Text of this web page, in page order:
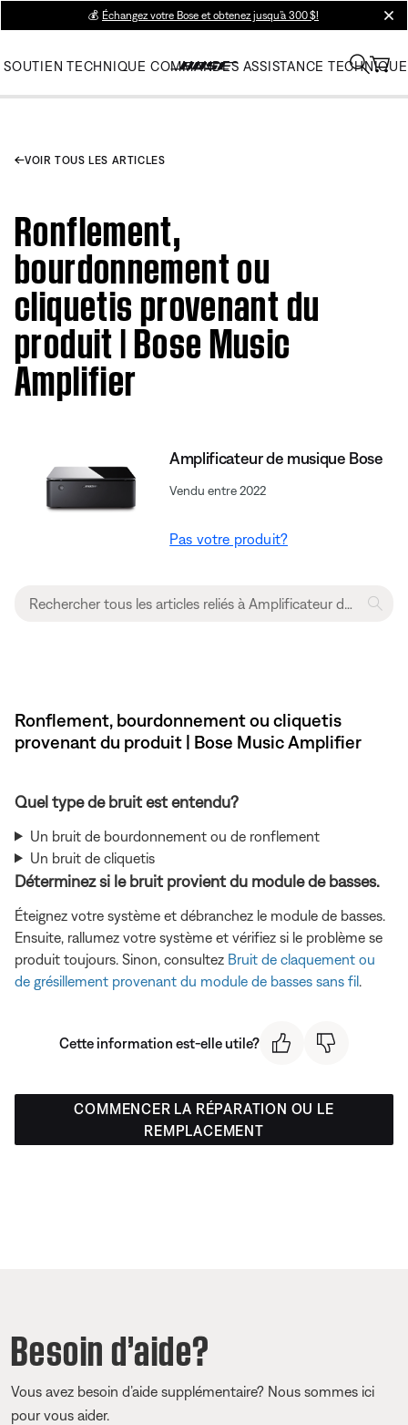
💰 Échangez votre Bose et obtenez jusqu’à 300 $!
SOUTIEN TECHNIQUE COMMANDES ASSISTANCE TECHNIQUE
VOIR TOUS LES ARTICLES
Ronflement,
bourdonnement ou
cliquetis provenant du
produit | Bose Music
Amplifier
Amplificateur de musique Bose
Vendu entre 2022
Pas votre produit?
Ronflement, bourdonnement ou cliquetis
provenant du produit | Bose Music Amplifier
Quel type de bruit est entendu?
Un bruit de bourdonnement ou de ronflement
Un bruit de cliquetis
Déterminez si le bruit provient du module de basses.
Éteignez votre système et débranchez le module de basses.
Ensuite, rallumez votre système et vérifiez si le problème se
produit toujours. Sinon, consultez Bruit de claquement ou
de grésillement provenant du module de basses sans fil
Cette information est-elle utile?
COMMENCER LA RÉPARATION OU LE
REMPLACEMENT
Besoin d’aide?
Vous avez besoin d’aide supplémentaire? Nous sommes ici
pour vous aider.